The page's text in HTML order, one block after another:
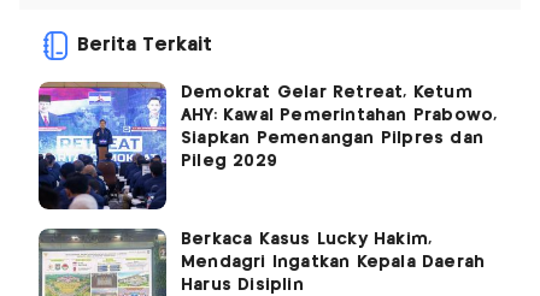
Berita Terkait
Demokrat Gelar Retreat, Ketum
AHY: Kawal Pemerintahan Prabowo,
Siapkan Pemenangan Pilpres dan
Pileg 2029
Berkaca Kasus Lucky Hakim,
Mendagri Ingatkan Kepala Daerah
Harus Disiplin